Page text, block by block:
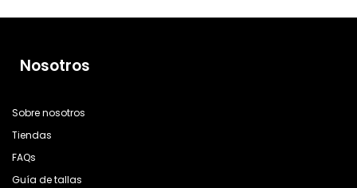
Nosotros
Sobre nosotros
Tiendas
FAQs
Guía de tallas